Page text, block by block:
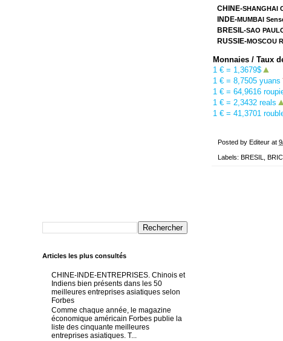
CHINE-SHANGHAI
INDE-MUMBAI
BRESIL-SAO
RUSSIE-MOSCOU
Monnaies / Taux
1 € = 1,3679$ ▲
1 € = 8,7505 yuans
1 € = 64,9616
1 € = 2,3432 reals ▲
1 € = 41,3701
Posted by Editeur at
Labels: BRESIL BRIC
Articles les plus consultés
CHINE-INDE-ENTREPRISES. Chinois et
Indiens bien présents dans les 50
meilleures entreprises asiatiques selon
Forbes
Comme chaque année, le magazine
économique américain Forbes publie la
liste des cinquante meilleures
entreprises asiatiques. T...